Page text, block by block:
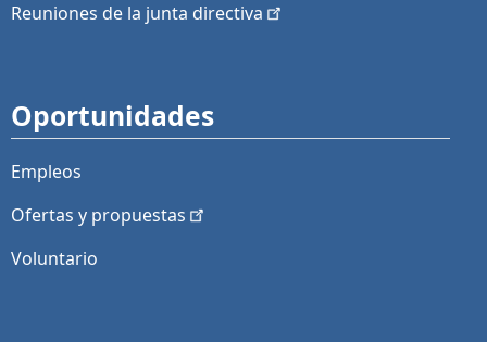
Reuniones de la junta directiva
Oportunidades
Empleos
Ofertas y propuestas
Voluntario